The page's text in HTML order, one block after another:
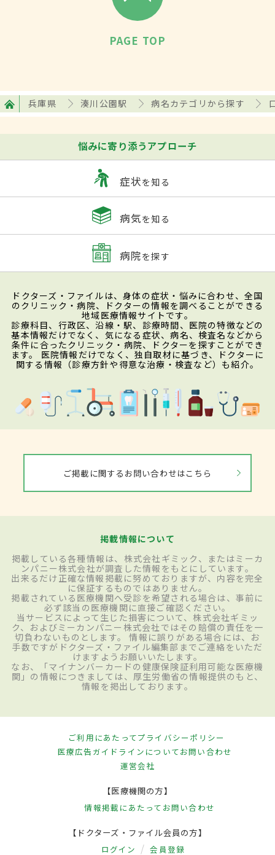
PAGE TOP
兵庫県 湊川公園駅 病名カテゴリから探す
悩みに寄り添うアプローチ
症状を知る
病気を知る
病院を探す
ドクターズ・ファイルは、身体の症状・悩みに合わせ、全国
のクリニック・病院、ドクターの情報を調べることができる
地域医療情報サイトです。
診療科目、行政区、沿線・駅、診療時間、医院の特徴などの
基本情報だけでなく、気になる症状、病名、検査名などから
条件に合ったクリニック・病院、ドクターを探すことができ
ます。 医院情報だけでなく、独自取材に基づき、ドクターに
関する情報（診療方針や得意な治療・検査など）も紹介。
ご掲載に関するお問い合わせはこちら
掲載情報について
掲載している各種情報は、株式会社ギミック、またはミーカ
ンパニー株式会社が調査した情報をもとにしています。
出来るだけ正確な情報掲載に努めておりますが、内容を完全
に保証するものではありません。
掲載されている医療機関へ受診を希望される場合は、事前に
必ず該当の医療機関に直接ご確認ください。
当サービスによって生じた損害について、株式会社ギミッ
ク、およびミーカンパニー株式会社ではその賠償の責任を一
切負わないものとします。 情報に誤りがある場合には、お
手数ですがドクターズ・ファイル編集部までご連絡をいただ
けますようお願いいたします。
なお、「マイナンバーカードの健康保険証利用可能な医療機
関」の情報につきましては、厚生労働省の情報提供のもと、
情報を掲出しております。
ご利用にあたってプライバシーポリシー
医療広告ガイドラインについてお問い合わせ
運営会社
【医療機関の方】
情報掲載にあたって お問い合わせ
【ドクターズ・ファイル会員の方】
ログイン 会員登録